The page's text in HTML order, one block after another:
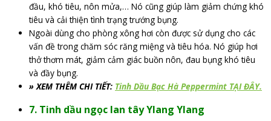
đầu, khó tiêu, nôn mửa,… Nó cũng giúp làm giảm chứng khó
tiêu và cải thiện tình trạng trướng bụng.
Ngoài dùng cho phòng xông hơi còn được sử dụng cho các
vấn đề trong chăm sóc răng miệng và tiêu hóa. Nó giúp hơi
thở thơm mát, giảm cảm giác buồn nôn, đau bụng khó tiêu
và đầy bụng.
» XEM THÊM CHI TIẾT: Tinh Dầu Bạc Hà Peppermint TẠI ĐÂY.
7. Tinh dầu ngọc lan tây Ylang Ylang